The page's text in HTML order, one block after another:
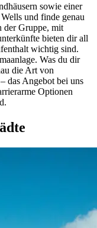
sowie einer
und finde genau
der Gruppe, mit
bieten dir all
wichtig sind.
Was du dir
die Art von
das Angebot bei uns
Optionen